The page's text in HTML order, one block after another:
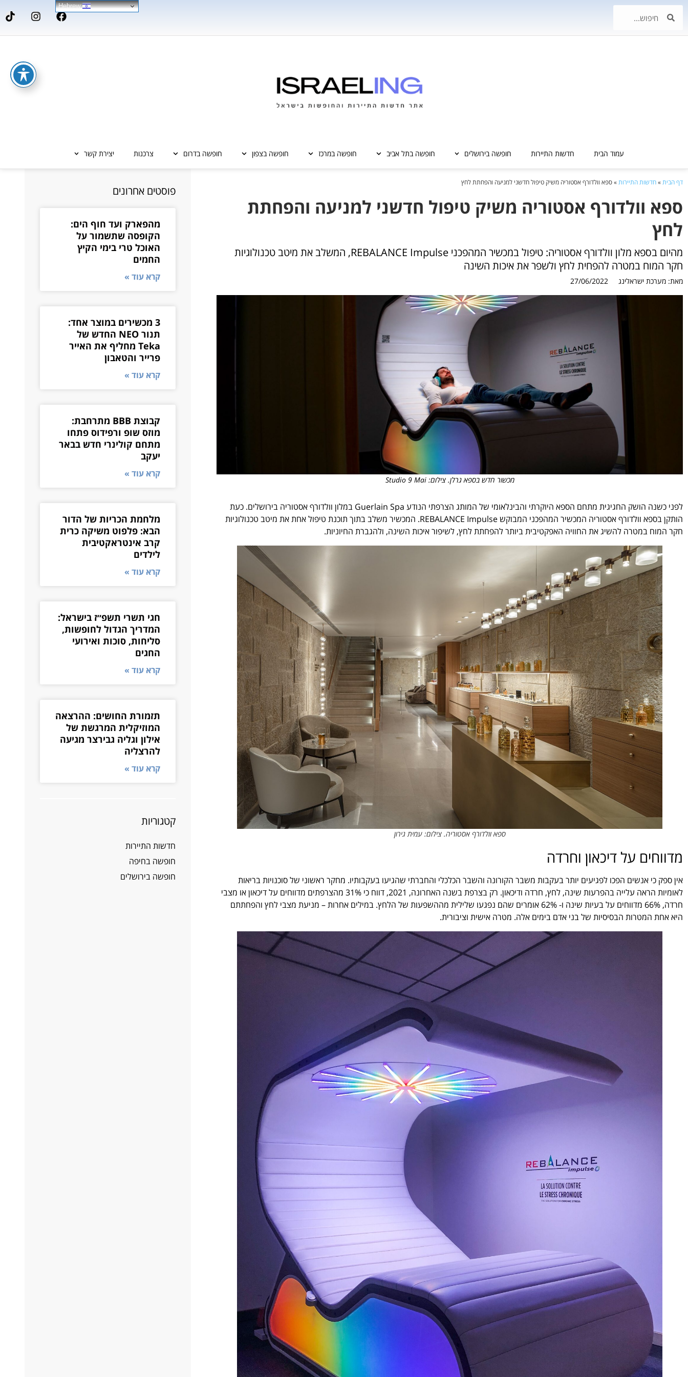
עמוד הבית חדשות התיירות חופשה בירושלים חופשה בתל אביב חופשה במרכז חופשה בצפון חופשה בדרום צרכנות יצירת קשר
דף הבית»חדשות התיירות»ספא וולדורף אסטוריה משיק טיפול חדשני למניעה והפחתת לחץ
ספא וולדורף אסטוריה משיק טיפול חדשני למניעה והפחתת
לחץ
מהיום בספא מלון וולדורף אסטוריה: טיפול במכשיר המהפכני REBALANCE Impulse, המשלב את מיטב טכנולוגיות
חקר המוח במטרה להפחית לחץ ולשפר את איכות השינה
מאת: מערכת ישראלינג 27/06/2022
מכשור חדש בספא גרלן. צילום: Studio 9 Mai
לפני כשנה הושק החגיגית מתחם הספא היוקרתי והבינלאומי של המותג הצרפתי הנודע Guerlain Spa במלון וולדורף אסטוריה בירושלים. כעת
הותקן בספא וולדורף אסטוריה המכשיר המהפכני המבוקש REBALANCE Impulse. המכשיר משלב בתוך תוכנת טיפול אחת את מיטב טכנולוגיות
חקר המוח במטרה להשיג את החוויה האפקטיבית ביותר להפחתת לחץ, לשיפור איכות השינה, ולהגברת החיוניות.
ספא וולדורף אסטוריה. צילום: עמית גירון
מדווחים על דיכאון וחרדה
אין ספק כי אנשים הפכו לפגיעים יותר בעקבות משבר הקורונה והשבר הכלכלי והחברתי שהגיעו בעקבותיו. מחקר ראשוני של סוכנויות בריאות
לאומיות הראה עלייה בהפרעות שינה, לחץ, חרדה ודיכאון. רק בצרפת בשנה האחרונה, 2021, דווח כי 31% מהצרפתים מדווחים על דיכאון או מצבי
חרדה, 66% מדווחים על בעיות שינה ו- 62% אומרים שהם נפגעו שלילית מההשפעות של הלחץ. במילים אחרות – מניעת מצבי לחץ והפחתתם
היא אחת המטרות הבסיסיות של בני אדם בימים אלה. מטרה אישית וציבורית.
פוסטים אחרונים
מהפארק ועד חוף הים:
הקופסה שתשמור על
האוכל טרי בימי הקיץ
החמים
קרא עוד »
3 מכשירים במוצר אחד:
תנור NEO החדש של
Teka מחליף את האייר
פרייר והטאבון
קרא עוד »
קבוצת BBB מתרחבת:
מוזס שופ ורפידוס פתחו
מתחם קולינרי חדש בבאר
יעקב
קרא עוד »
מלחמת הכריות של הדור
הבא: פלפוט משיקה כרית
קרב אינטראקטיבית
לילדים
קרא עוד »
חגי תשרי תשפ״ז בישראל:
המדריך הגדול לחופשות,
סליחות, סוכות ואירועי
החגים
קרא עוד »
תזמורת החושים: ההרצאה
המוזיקלית המרגשת של
אילון וגליה גבירצר מגיעה
להרצליה
קרא עוד »
קטגוריות
חדשות התיירות
חופשה בחיפה
חופשה בירושלים
Hebrew